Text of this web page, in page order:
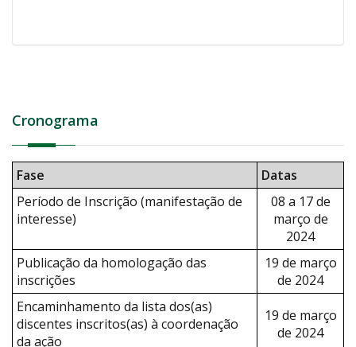
Cronograma
Fase
Datas
Período de Inscrição (manifestação de
interesse)
08 a 17 de
março de
2024
Publicação da homologação das
inscrições
19 de março
de 2024
Encaminhamento da lista dos(as)
discentes inscritos(as) à coordenação
da ação
19 de março
de 2024